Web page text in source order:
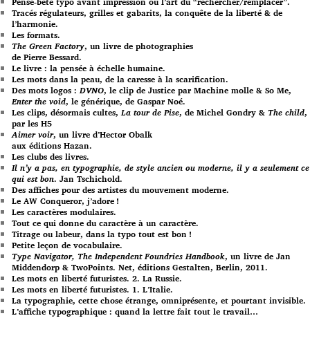
Tracés régulateurs, grilles et gabarits, la conquête de la liberté & de
l’harmonie.
Les formats.
The Green Factory, un livre de photographies
de Pierre Bessard.
Le livre : la pensée à échelle humaine.
Les mots dans la peau, de la caresse à la scarification.
Des mots logos :DVNO, le clip de Justice par Machine molle & So Me,
Enter the void, le générique, de Gaspar Noé.
Les clips, désormais cultes,La tour de Pise, de Michel Gondry & The child,
par les H5
Aimer voir, un livre d’Hector Obalk
aux éditions Hazan.
Les clubs des livres.
Il n’y a pas, en typographie, de style ancien ou moderne, il y a seulement ce
qui est bon. Jan Tschichold.
Des affiches pour des artistes du mouvement moderne.
Le AW Conqueror, j’adore !
Les caractères modulaires.
Tout ce qui donne du caractère à un caractère.
Titrage ou labeur, dans la typo tout est bon !
Petite leçon de vocabulaire.
Type Navigator, The Independent Foundries Handbook, un livre de Jan
Middendorp & TwoPoints. Net, éditions Gestalten, Berlin, 2011.
Les mots en liberté futuristes. 2. La Russie.
Les mots en liberté futuristes. 1. L’Italie.
La typographie, cette chose étrange, omniprésente, et pourtant invisible.
L’affiche typographique : quand la lettre fait tout le travail…